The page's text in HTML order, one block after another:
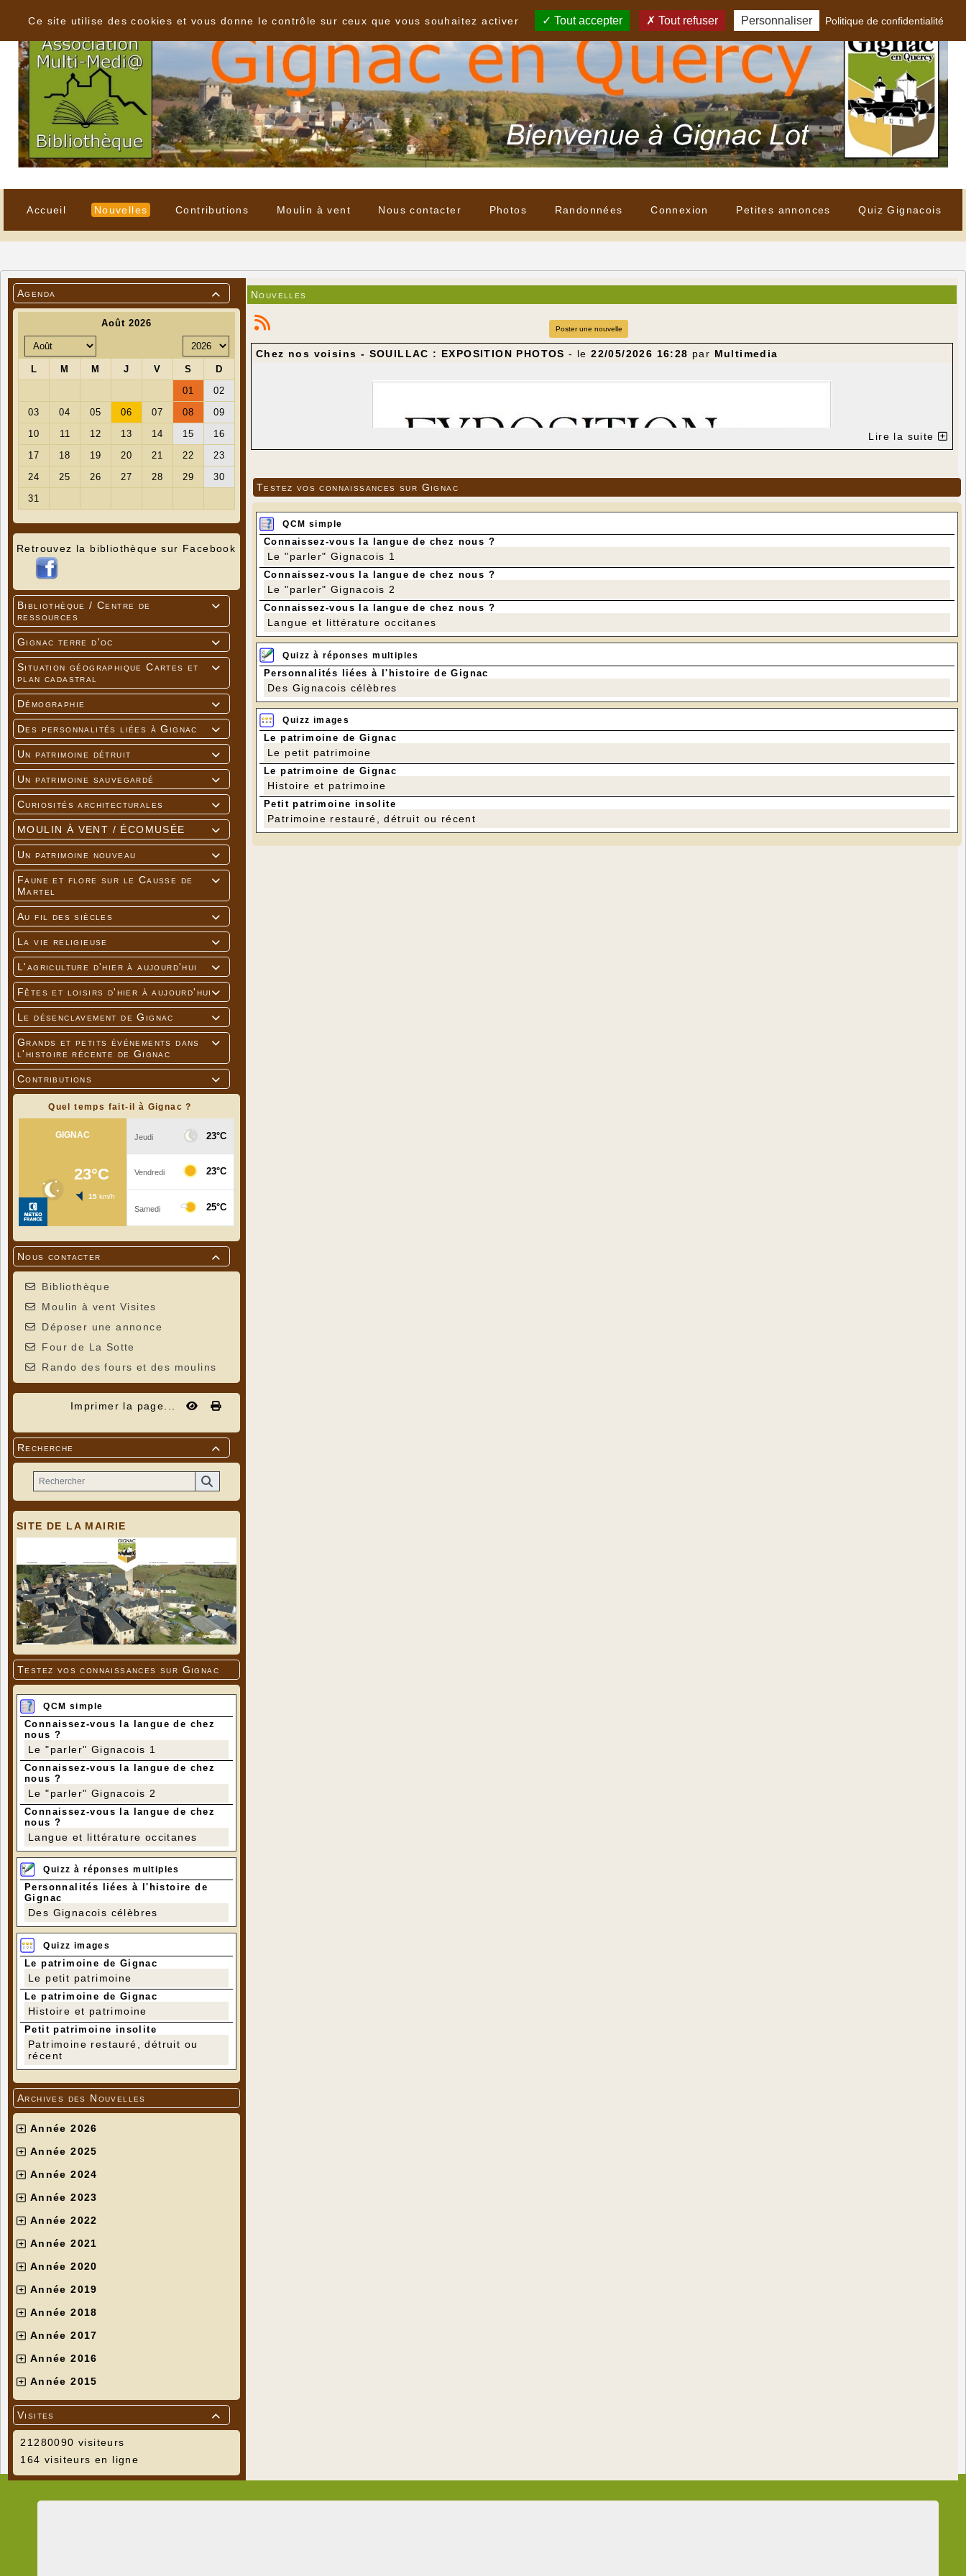
Accueil Nouvelles Contributions Moulin à vent Nous contacter Photos Randonnées Connexion Petites annonces Quiz Gignacois

Agenda
Retrouvez la bibliothèque sur Facebook

Bibliothèque / Centre de
ressources

Gignac terre d'oc

Situation géographique Cartes et
plan cadastral

Démographie

Des personnalités liées à Gignac

Un patrimoine détruit

Un patrimoine sauvegardé

Curiosités architecturales

MOULIN À VENT / ÉCOMUSÉE

Un patrimoine nouveau

Faune et flore sur le Causse de
Martel

Au fil des siècles

La vie religieuse

L'agriculture d'hier à aujourd'hui

Fêtes et loisirs d'hier à aujourd'hui

Le désenclavement de Gignac

Grands et petits événements dans
l'histoire récente de Gignac

Contributions
Quel temps fait-il à Gignac ?

Nous contacter
Bibliothèque
Moulin à vent Visites
Déposer une annonce
Four de La Sotte
Rando des fours et des moulins
Imprimer la page...

Recherche
SITE DE LA MAIRIE
Testez vos connaissances sur Gignac
QCM simple
Connaissez-vous la langue de chez
nous ?
Le "parler" Gignacois 1
Connaissez-vous la langue de chez
nous ?
Le "parler" Gignacois 2
Connaissez-vous la langue de chez
nous ?
Langue et littérature occitanes
Quizz à réponses multiples
Personnalités liées à l'histoire de
Gignac
Des Gignacois célèbres
Quizz images
Le patrimoine de Gignac
Le petit patrimoine
Le patrimoine de Gignac
Histoire et patrimoine
Petit patrimoine insolite
Patrimoine restauré, détruit ou
récent
Archives des Nouvelles
Année 2026
Année 2025
Année 2024
Année 2023
Année 2022
Année 2021
Année 2020
Année 2019
Année 2018
Année 2017
Année 2016
Année 2015

Visites
21280090 visiteurs
164 visiteurs en ligne
Nouvelles
Poster une nouvelle
Chez nos voisins - SOUILLAC : EXPOSITION PHOTOS - le22/05/2026 16:28 par Multimedia
Lire la suite
Testez vos connaissances sur Gignac
QCM simple
Connaissez-vous la langue de chez nous ?
Le "parler" Gignacois 1
Connaissez-vous la langue de chez nous ?
Le "parler" Gignacois 2
Connaissez-vous la langue de chez nous ?
Langue et littérature occitanes
Quizz à réponses multiples
Personnalités liées à l'histoire de Gignac
Des Gignacois célèbres
Quizz images
Le patrimoine de Gignac
Le petit patrimoine
Le patrimoine de Gignac
Histoire et patrimoine
Petit patrimoine insolite
Patrimoine restauré, détruit ou récent
Ce site utilise des cookies et vous donne le contrôle sur ceux que vous souhaitez activer
Tout accepter Tout refuser Personnaliser Politique de confidentialité